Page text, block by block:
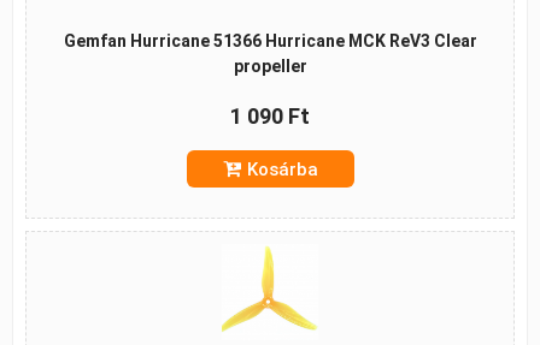
Gemfan Hurricane 51366 Hurricane MCK ReV3 Clear
propeller
1 090 Ft
Kosárba